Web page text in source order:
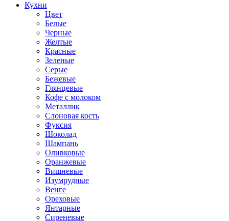
Кухни
Цвет
Белые
Черные
Желтые
Красные
Зеленые
Серые
Бежевые
Глянцевые
Кофе с молоком
Металлик
Слоновая кость
Фуксия
Шоколад
Шампань
Оливковые
Оранжевые
Вишневые
Изумрудные
Венге
Ореховые
Янтарные
Сиреневые